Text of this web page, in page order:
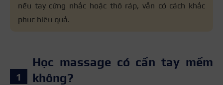
nếu tay cứng nhắc hoặc thô ráp, vẫn có cách khắc
phục hiệu quả.
Học massage có cần tay mềm
không?